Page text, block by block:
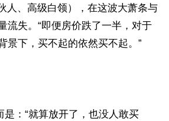
人、高级白领），在这波大萧条与
流失。“即便房价跌了一半，对于
景下，买不起的依然买不起。”
：“就算放开了，也没人敢买